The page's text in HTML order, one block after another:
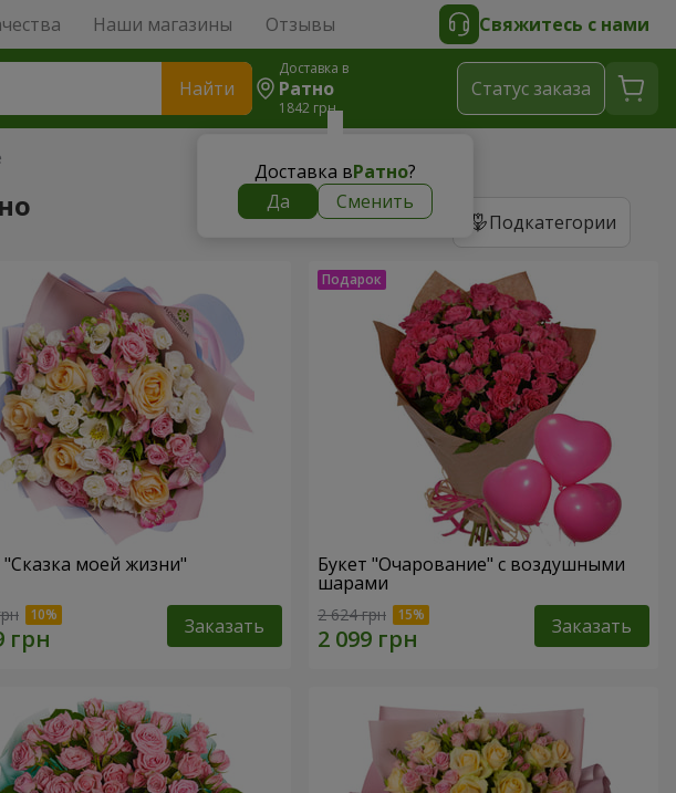
Наши магазины Отзывы Свяжитесь с нами
Найти
Доставка в
Ратно
1842 грн
Доставка вРатно?
Да
Сменить
Cтатус заказа
Подкатегории
"Сказка моей жизни"
Заказать
Букет "Очарование" с воздушными
шарами
2 624 грн Заказать